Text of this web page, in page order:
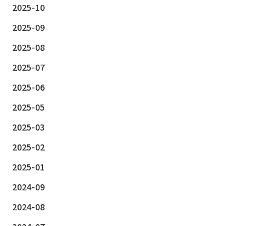
2025-10
2025-09
2025-08
2025-07
2025-06
2025-05
2025-03
2025-02
2025-01
2024-09
2024-08